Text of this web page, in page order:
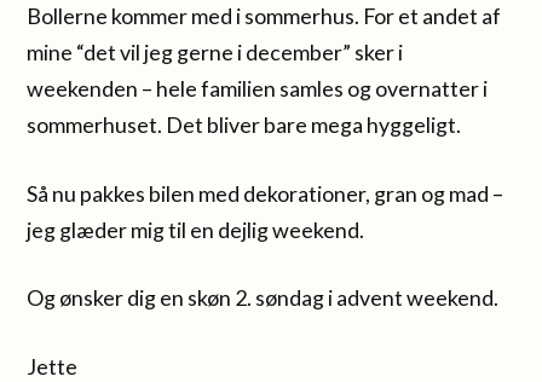
Bollerne kommer med i sommerhus. For et andet af
mine “det vil jeg gerne i december” sker i
weekenden – hele familien samles og overnatter i
sommerhuset. Det bliver bare mega hyggeligt.
Så nu pakkes bilen med dekorationer, gran og mad –
jeg glæder mig til en dejlig weekend.
Og ønsker dig en skøn 2. søndag i advent weekend.
Jette